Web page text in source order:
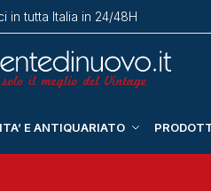
in tutta Italia in 24/48H
E ANTIQUARIATO